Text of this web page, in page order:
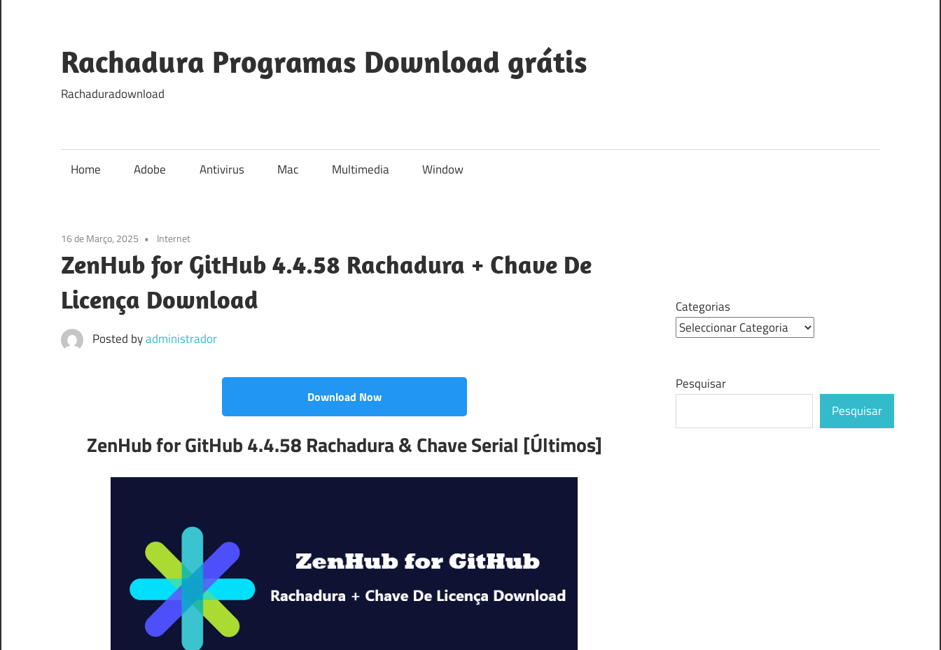
content
Rachadura Programas Download grátis
Rachaduradownload
Home Adobe Antivirus Mac Multimedia Window
16 de Março, 2025 Internet
ZenHub for GitHub 4.4.58 Rachadura + Chave De
Licença Download
Posted byadministrador
Download Now
ZenHub for GitHub 4.4.58 Rachadura & Chave Serial [Últimos]
Categorias
Pesquisar
Pesquisar